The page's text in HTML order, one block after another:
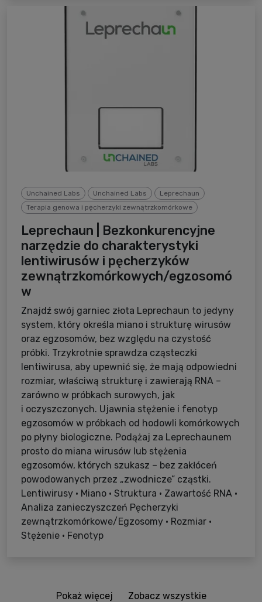
Unchained Labs Unchained Labs
Leprechaun
Terapia genowa i pęcherzyki zewnątrzkomórkowe
Leprechaun | Bezkonkurencyjne
narzędzie do charakterystyki
lentiwirusów i pęcherzyków
zewnątrzkomórkowych/egzosomó
w
Znajdź swój garniec złota Leprechaun to jedyny
system, który określa miano i strukturę wirusów
oraz egzosomów, bez względu na czystość
próbki. Trzykrotnie sprawdza cząsteczki
lentiwirusa, aby upewnić się, że mają odpowiedni
rozmiar, właściwą strukturę i zawierają RNA –
zarówno w próbkach surowych, jak
i oczyszczonych. Ujawnia stężenie i fenotyp
egzosomów w próbkach od hodowli komórkowych
po płyny biologiczne. Podążaj za Leprechaunem
prosto do miana wirusów lub stężenia
egzosomów, których szukasz – bez zakłóceń
powodowanych przez „zwodnicze” cząstki.
Lentiwirusy • Miano • Struktura • Zawartość RNA •
Analiza zanieczyszczeń Pęcherzyki
zewnątrzkomórkowe/Egzosomy • Rozmiar •
Stężenie • Fenotyp
Pokaż więcej Zobacz wszystkie